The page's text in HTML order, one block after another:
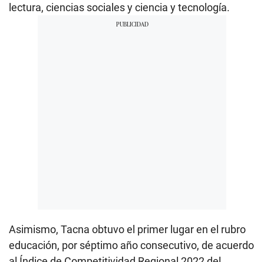
lectura, ciencias sociales y ciencia y tecnología.
Asimismo, Tacna obtuvo el primer lugar en el rubro
educación, por séptimo año consecutivo, de acuerdo